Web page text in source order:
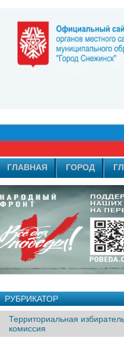
ГЛАВНАЯ ГОРОД
РУБРИКАТОР
Территориальная
комиссия